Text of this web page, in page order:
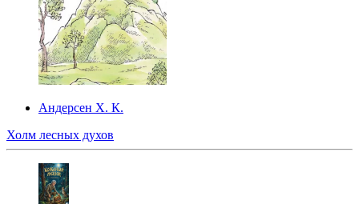
Андерсен Х. К.
Холм лесных духов